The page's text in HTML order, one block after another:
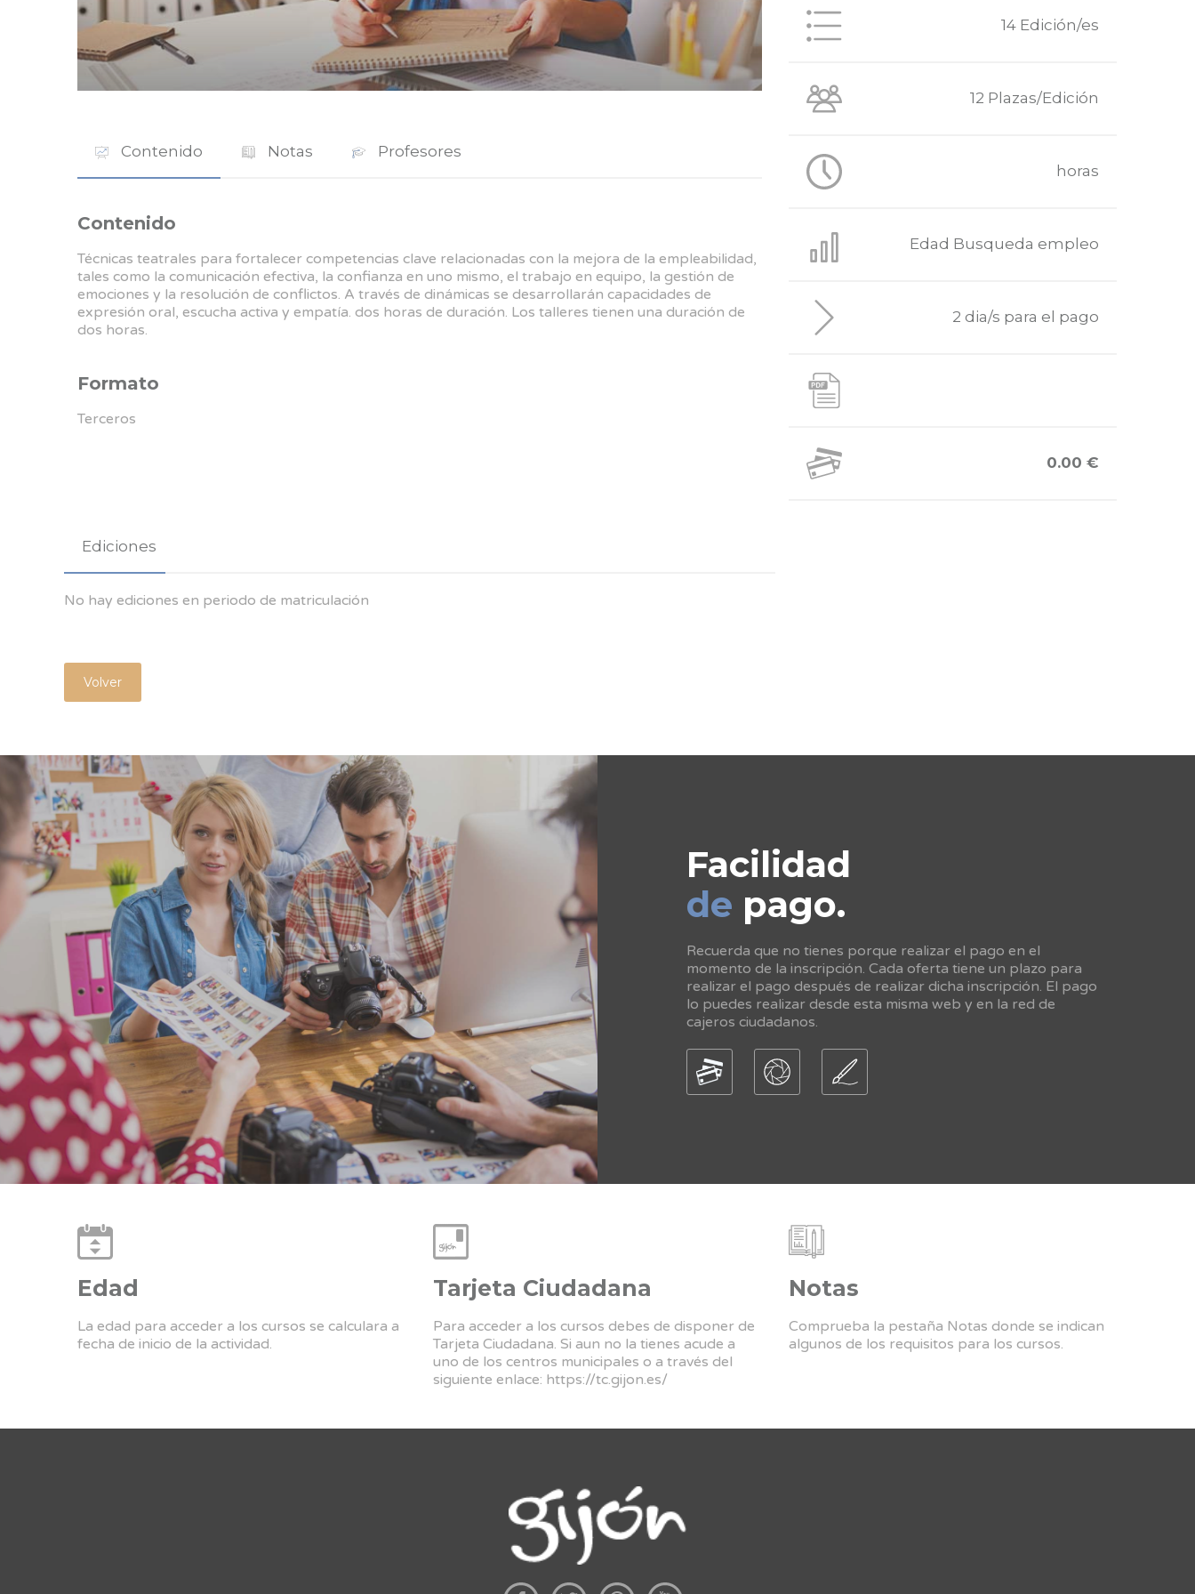
Contenido Notas Profesores
Contenido
Técnicas teatrales para fortalecer competencias clave relacionadas con la mejora de la empleabilidad,
tales como la comunicación efectiva, la confianza en uno mismo, el trabajo en equipo, la gestión de
emociones y la resolución de conflictos. A través de dinámicas se desarrollarán capacidades de
expresión oral, escucha activa y empatía. dos horas de duración. Los talleres tienen una duración de
dos horas.
Formato
Terceros
Ediciones
No hay ediciones en periodo de matriculación
14 Edición/es
12 Plazas/Edición
horas
Edad Busqueda empleo
2 dia/s para el pago
0.00 €
Volver
Facilidad
de pago.
Recuerda que no tienes porque realizar el pago en el
momento de la inscripción. Cada oferta tiene un plazo para
realizar el pago después de realizar dicha inscripción. El pago
lo puedes realizar desde esta misma web y en la red de
cajeros ciudadanos.
Edad
La edad para acceder a los cursos se calculara a
fecha de inicio de la actividad.
Tarjeta Ciudadana
Para acceder a los cursos debes de disponer de
Tarjeta Ciudadana. Si aun no la tienes acude a
uno de los centros municipales o a través del
siguiente enlace: https://tc.gijon.es/
Notas
Comprueba la pestaña Notas donde se indican
algunos de los requisitos para los cursos.